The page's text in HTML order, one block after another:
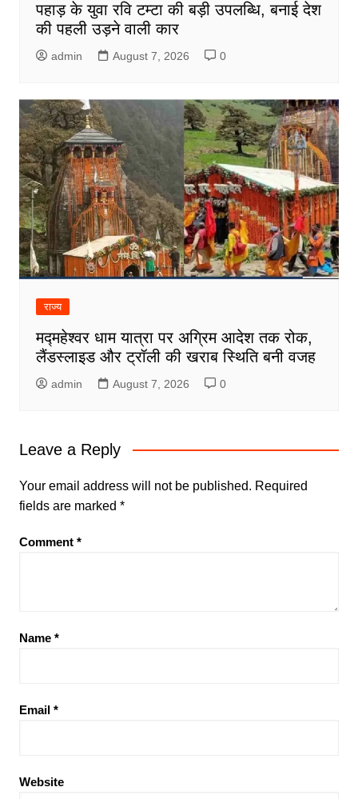
पहाड़ के युवा रवि टम्टा की बड़ी उपलब्धि, बनाई देश
की पहली उड़ने वाली कार
admin August 7, 2026 0
राज्य
मद्महेश्वर धाम यात्रा पर अग्रिम आदेश तक रोक,
लैंडस्लाइड और ट्रॉली की खराब स्थिति बनी वजह
admin August 7, 2026 0
Leave a Reply
Your email address will not be published. Required
fields are marked *
Comment *
Name *
Email *
Website